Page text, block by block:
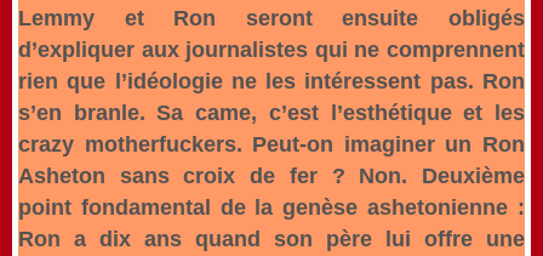
Lemmy et Ron seront ensuite obligés
d’expliquer aux journalistes qui ne comprennent
rien que l’idéologie ne les intéressent pas. Ron
s’en branle. Sa came, c’est l’esthétique et les
crazy motherfuckers. Peut-on imaginer un Ron
Asheton sans croix de fer ? Non. Deuxième
point fondamental de la genèse ashetonienne :
Ron a dix ans quand son père lui offre une